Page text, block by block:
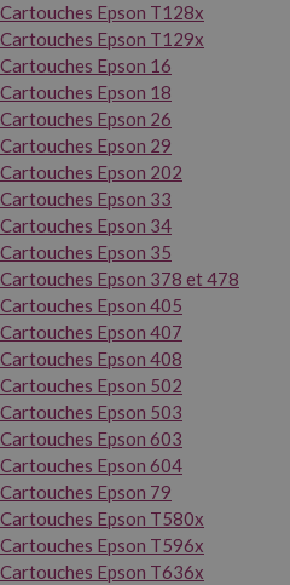
Cartouches Epson T128x
Cartouches Epson T129x
Cartouches Epson 16
Cartouches Epson 18
Cartouches Epson 26
Cartouches Epson 29
Cartouches Epson 202
Cartouches Epson 33
Cartouches Epson 34
Cartouches Epson 35
Cartouches Epson 378 et 478
Cartouches Epson 405
Cartouches Epson 407
Cartouches Epson 408
Cartouches Epson 502
Cartouches Epson 503
Cartouches Epson 603
Cartouches Epson 604
Cartouches Epson 79
Cartouches Epson T580x
Cartouches Epson T596x
Cartouches Epson T636x